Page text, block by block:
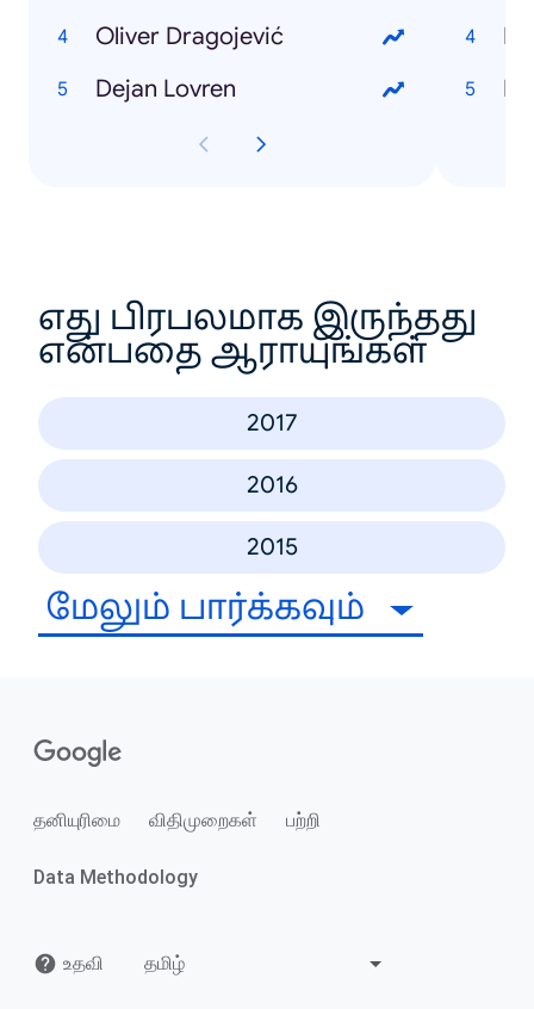
Oliver Dragojević
Dejan Lovren
எது பிரபலமாக இருந்தது
என்பதை ஆராயுங்கள்
2017
2016
2015
மேலும் பார்க்கவும்
தனியுரிமை விதிமுறைகள் பற்றி
Data Methodology
உதவி